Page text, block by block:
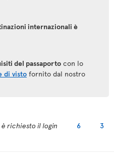
internazionali è
del passaporto con lo
di visto fornito dal nostro
è richiesto il login 6 3